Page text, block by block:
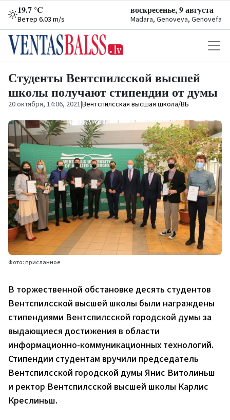
19.7 °C
Ветер 6.03 m/s
воскресенье, 9 августа
Madara, Genoveva, Genovefa
Студенты Вентспилсской высшей
школы получают стипендии от думы
20 октября, 14:06, 2021|Вентспилсская высшая школа/ВБ
Фото: присланное
В торжественной обстановке десять студентов
Вентспилсской высшей школы были награждены
стипендиями Вентспилсской городской думы за
выдающиеся достижения в области
информационно-коммуникационных технологий.
Стипендии студентам вручили председатель
Вентспилсской городской думы Янис Витолиньш
и ректор Вентспилсской высшей школы Карлис
Креслиньш.